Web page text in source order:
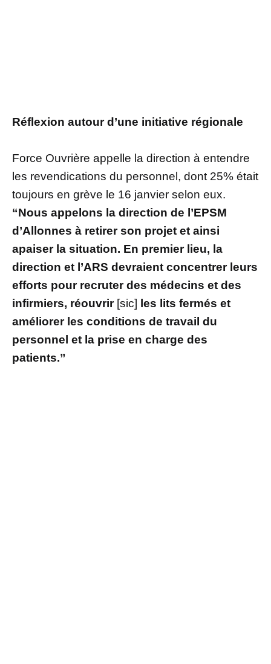
Réflexion autour d’une initiative régionale
Force Ouvrière appelle la direction à entendre
les revendications du personnel, dont 25% était
toujours en grève le 16 janvier selon eux.
“Nous appelons la direction de l’EPSM
d’Allonnes à retirer son projet et ainsi
apaiser la situation. En premier lieu, la
direction et l’ARS devraient concentrer leurs
efforts pour recruter des médecins et des
infirmiers, réouvrir [sic] les lits fermés et
améliorer les conditions de travail du
personnel et la prise en charge des
patients.”